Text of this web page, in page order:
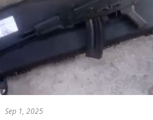
Sep 1, 2025